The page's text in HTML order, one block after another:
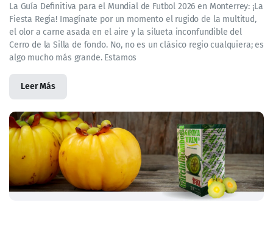
La Guía Definitiva para el Mundial de Futbol 2026 en Monterrey: ¡La
Fiesta Regia! Imagínate por un momento el rugido de la multitud,
el olor a carne asada en el aire y la silueta inconfundible del
Cerro de la Silla de fondo. No, no es un clásico regio cualquiera; es
algo mucho más grande. Estamos
Leer Más